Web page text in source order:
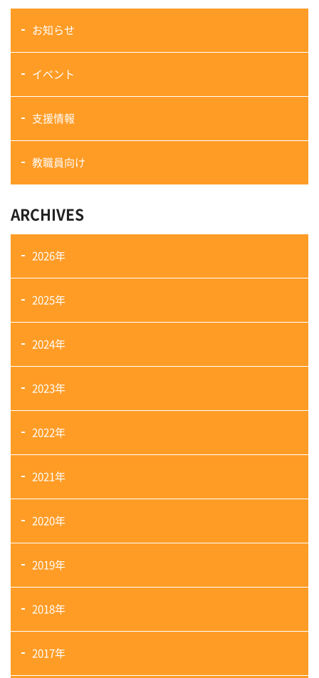
お知らせ
イベント
支援情報
教職員向け
ARCHIVES
2026年
2025年
2024年
2023年
2022年
2021年
2020年
2019年
2018年
2017年